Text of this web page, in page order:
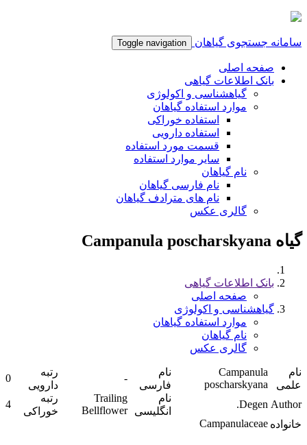
سامانه جستجوی گیاهان Toggle navigation
صفحه اصلی
بانک اطلاعات گیاهی
گیاهشناسی و اکولوژی
موارد استفاده گیاهان
استفاده خوراکی
استفاده دارویی
قسمت مورد استفاده
سایر موارد استفاده
نام گیاهان
نام فارسی گیاهان
نام های مترادف گیاهان
گالری عکس
گیاه Campanula poscharskyana
بانک اطلاعات گیاهی
صفحه اصلی
گیاهشناسی و اکولوژی
موارد استفاده گیاهان
نام گیاهان
گالری عکس
نام
علمی
Campanula
poscharskyana
نام
فارسی
-
رتبه
دارویی
0
Author
Degen.
نام
انگلیسی
Trailing
Bellflower
رتبه
خوراکی
4
خانواده Campanulaceae